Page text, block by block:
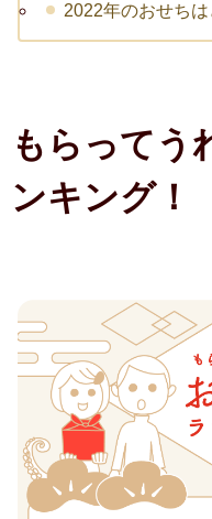
創
就
叙
永
陣
2022年のおせち
もらってう
ンキング！